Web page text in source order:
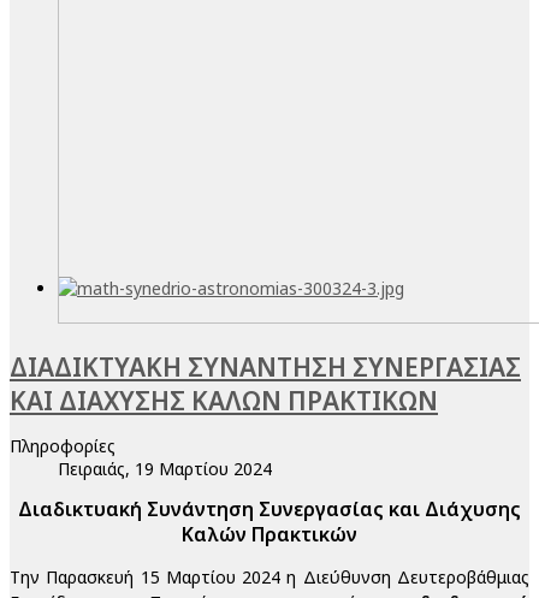
ΔΙΑΔΙΚΤΥΑΚΗ ΣΥΝΑΝΤΗΣΗ ΣΥΝΕΡΓΑΣΙΑΣ
ΚΑΙ ΔΙΑΧΥΣΗΣ ΚΑΛΩΝ ΠΡΑΚΤΙΚΩΝ
Πληροφορίες
Πειραιάς, 19 Μαρτίου 2024
Διαδικτυακή Συνάντηση Συνεργασίας και Διάχυσης
Καλών Πρακτικών
Την Παρασκευή 15 Μαρτίου 2024 η Διεύθυνση Δευτεροβάθμιας